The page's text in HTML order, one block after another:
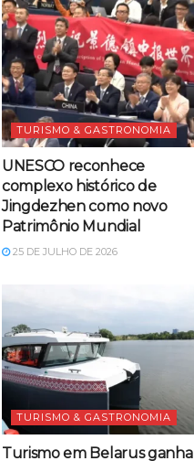
TURISMO & GASTRONOMIA
UNESCO reconhece
complexo histórico de
Jingdezhen como novo
Patrimônio Mundial
25 DE JULHO DE 2026
TURISMO & GASTRONOMIA
Turismo em Belarus ganha